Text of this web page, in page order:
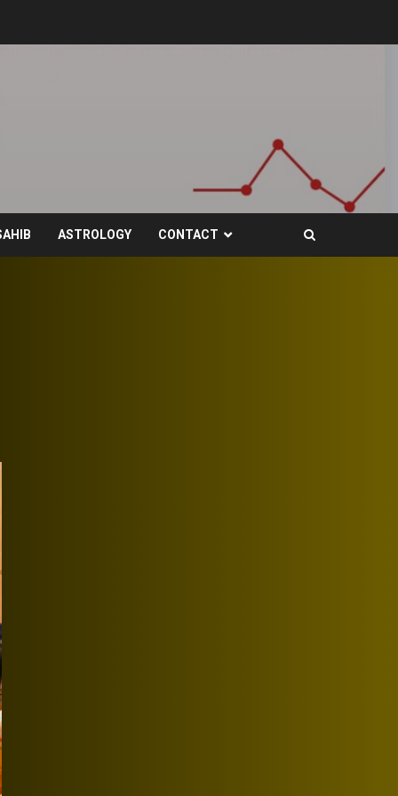
ASTROLOGY CONTACT